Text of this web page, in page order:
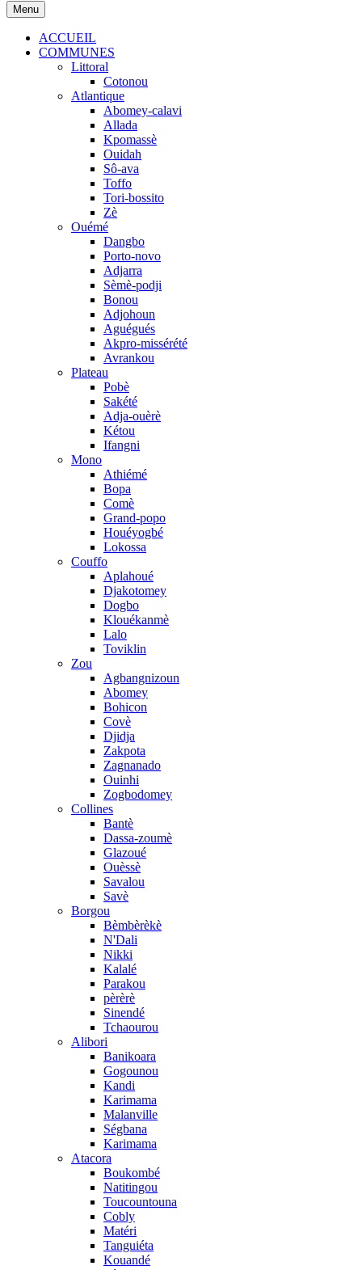
Menu
ACCUEIL
COMMUNES
Littoral
Cotonou
Atlantique
Abomey-calavi
Allada
Kpomassè
Ouidah
Sô-ava
Toffo
Tori-bossito
Zè
Ouémé
Dangbo
Porto-novo
Adjarra
Sèmè-podji
Bonou
Adjohoun
Aguégués
Akpro-missérété
Avrankou
Plateau
Pobè
Sakété
Adja-ouèrè
Kétou
Ifangni
Mono
Athiémé
Bopa
Comè
Grand-popo
Houéyogbé
Lokossa
Couffo
Aplahoué
Djakotomey
Dogbo
Klouékanmè
Lalo
Toviklin
Zou
Agbangnizoun
Abomey
Bohicon
Covè
Djidja
Zakpota
Zagnanado
Ouinhi
Zogbodomey
Collines
Bantè
Dassa-zoumè
Glazoué
Ouèssè
Savalou
Savè
Borgou
Bèmbèrèkè
N'Dali
Nikki
Kalalé
Parakou
pèrèrè
Sinendé
Tchaourou
Alibori
Banikoara
Gogounou
Kandi
Karimama
Malanville
Ségbana
Karimama
Atacora
Boukombé
Natitingou
Toucountouna
Cobly
Matéri
Tanguiéta
Kouandé